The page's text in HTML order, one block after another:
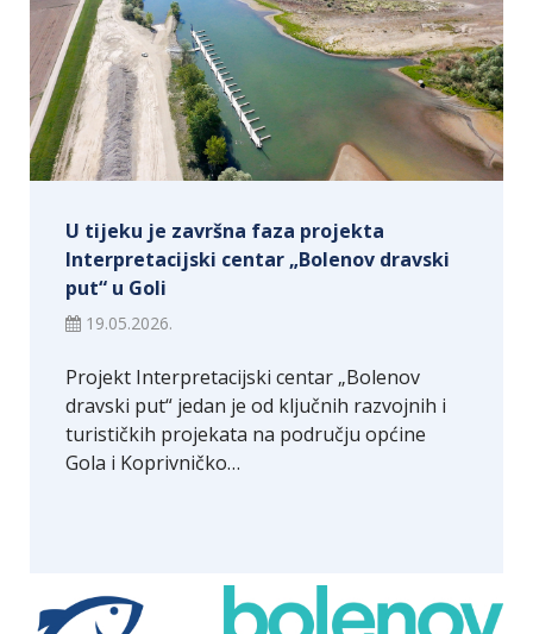
U tijeku je završna faza projekta
Interpretacijski centar „Bolenov dravski
put“ u Goli
19.05.2026.
Projekt Interpretacijski centar „Bolenov
dravski put“ jedan je od ključnih razvojnih i
turističkih projekata na području općine
Gola i Koprivničko…